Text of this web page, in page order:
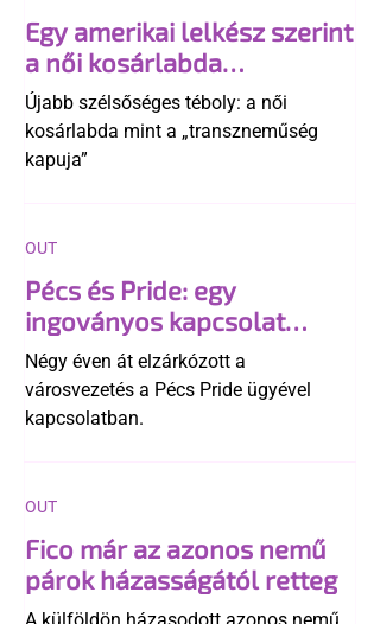
Egy amerikai lelkész szerint
a női kosárlabda
transzneműséghez vezet
Újabb szélsőséges téboly: a női
kosárlabda mint a „transzneműség
kapuja”
Pécs és Pride: egy
ingoványos kapcsolat
története
Négy éven át elzárkózott a
városvezetés a Pécs Pride ügyével
kapcsolatban.
OUT
Fico már az azonos nemű
párok házasságától retteg
A külföldön házasodott azonos nemű
OUT